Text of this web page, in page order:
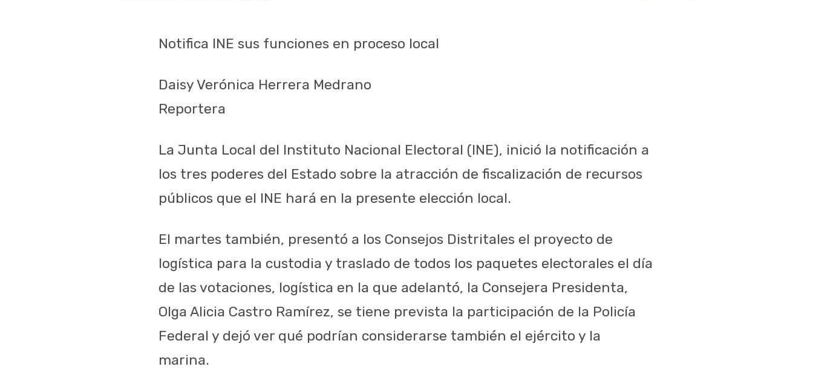
Notifica INE sus funciones en proceso local
Daisy Verónica Herrera Medrano
Reportera
La Junta Local del Instituto Nacional Electoral (INE), inició la notificación a
los tres poderes del Estado sobre la atracción de fiscalización de recursos
públicos que el INE hará en la presente elección local.
El martes también, presentó a los Consejos Distritales el proyecto de
logística para la custodia y traslado de todos los paquetes electorales el día
de las votaciones, logística en la que adelantó, la Consejera Presidenta,
Olga Alicia Castro Ramírez, se tiene prevista la participación de la Policía
Federal y dejó ver qué podrían considerarse también el ejército y la
marina.